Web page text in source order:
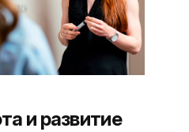
и развитие